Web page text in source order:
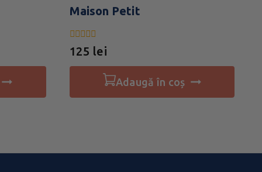
Maison Petit
0
din
5
125 lei
adaugă în coș